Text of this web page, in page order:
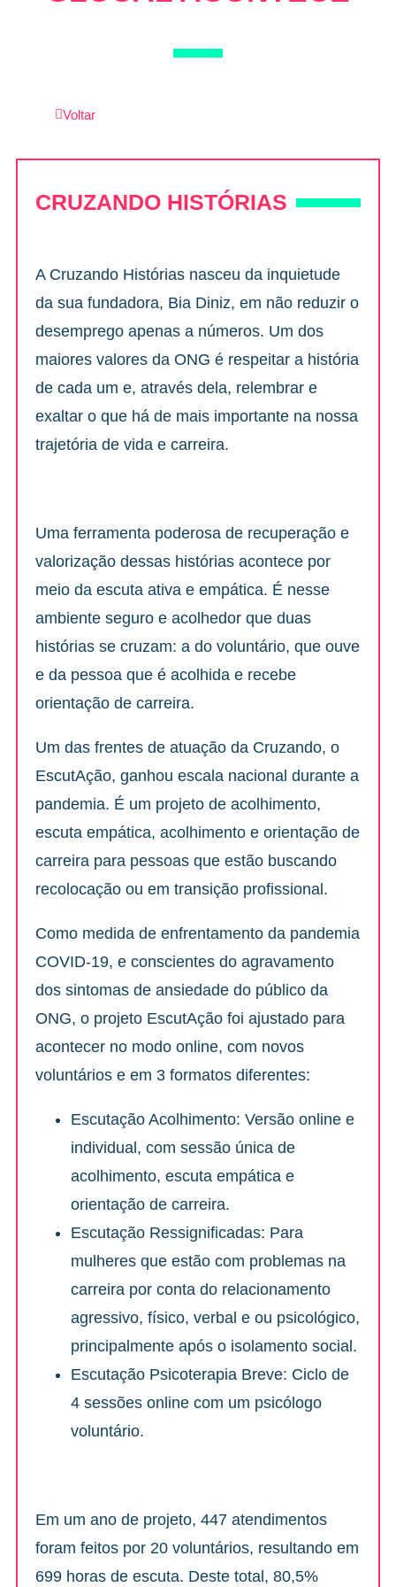
Voltar
CRUZANDO HISTÓRIAS
A Cruzando Histórias nasceu da inquietude
da sua fundadora, Bia Diniz, em não reduzir o
desemprego apenas a números. Um dos
maiores valores da ONG é respeitar a história
de cada um e, através dela, relembrar e
exaltar o que há de mais importante na nossa
trajetória de vida e carreira.
Uma ferramenta poderosa de recuperação e
valorização dessas histórias acontece por
meio da escuta ativa e empática. É nesse
ambiente seguro e acolhedor que duas
histórias se cruzam: a do voluntário, que ouve
e da pessoa que é acolhida e recebe
orientação de carreira.
Um das frentes de atuação da Cruzando, o
EscutAção, ganhou escala nacional durante a
pandemia. É um projeto de acolhimento,
escuta empática, acolhimento e orientação de
carreira para pessoas que estão buscando
recolocação ou em transição profissional.
Como medida de enfrentamento da pandemia
COVID-19, e conscientes do agravamento
dos sintomas de ansiedade do público da
ONG, o projeto EscutAção foi ajustado para
acontecer no modo online, com novos
voluntários e em 3 formatos diferentes:
Escutação Acolhimento: Versão online e
individual, com sessão única de
acolhimento, escuta empática e
orientação de carreira.
Escutação Ressignificadas: Para
mulheres que estão com problemas na
carreira por conta do relacionamento
agressivo, físico, verbal e ou psicológico,
principalmente após o isolamento social.
Escutação Psicoterapia Breve: Ciclo de
4 sessões online com um psicólogo
voluntário.
Em um ano de projeto, 447 atendimentos
foram feitos por 20 voluntários, resultando em
699 horas de escuta. Deste total, 80,5%